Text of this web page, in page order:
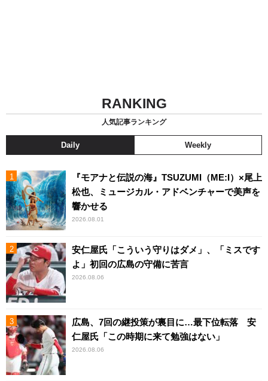
RANKING
人気記事ランキング
Daily Weekly
『モアナと伝説の海』TSUZUMI（ME:I）×尾上
松也、ミュージカル・アドベンチャーで美声を
響かせる
2026.08.01
安仁屋氏「こういう守りはダメ」、「ミスです
よ」初回の広島の守備に苦言
2026.08.06
広島、7回の継投策が裏目に…最下位転落 安
仁屋氏「この時期に来て勉強はない」
2026.08.06